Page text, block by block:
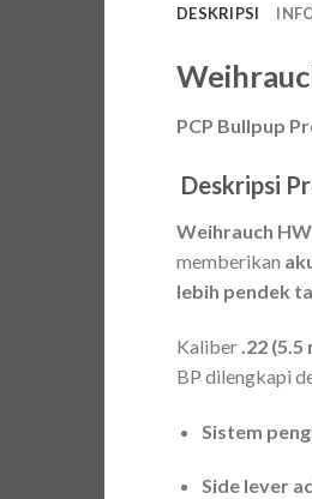
DESKRIPSI
PCP Bullpup
Deskripsi
Weihrauch HW
memberikan
lebih pendek
Kaliber.22 (5.5
BP dilengkapi
Sistem
Side lever